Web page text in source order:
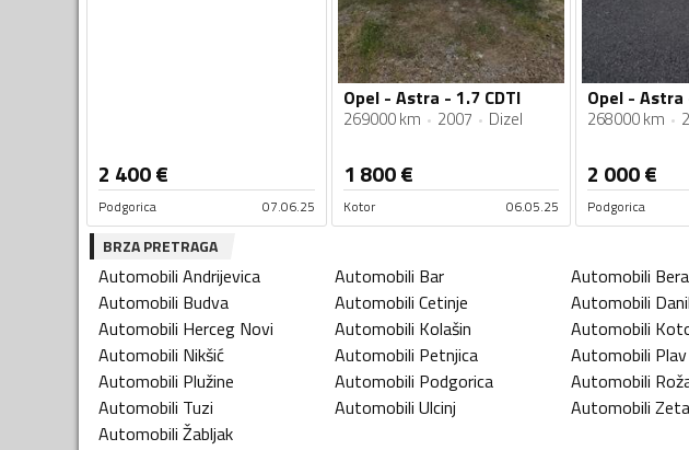
2 400€
Podgorica 07.06.25
Opel - Astra - 1.7 CDTI
269000 km 2007 Dizel
1 800€
Kotor 06.05.25
Opel - Astra
268000 km
2 000€
Podgorica
BRZA PRETRAGA
Automobili Andrijevica Automobili Bar Automobili
Automobili Budva Automobili Cetinje Automobili
Automobili Herceg Novi Automobili Kolašin Automobili
Automobili Nikšić Automobili Petnjica Automobili Plav
Automobili Plužine Automobili Podgorica Automobili
Automobili Tuzi Automobili Ulcinj Automobili Zeta
Automobili Žabljak